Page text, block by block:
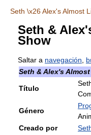
Seth \x26 Alex's Almost
Seth &
Show
Saltar a navegación
Seth & Alex's
Título
Género
Creado por